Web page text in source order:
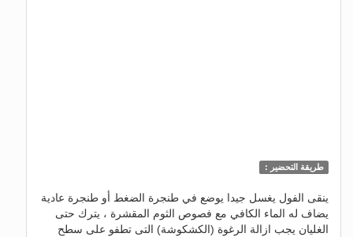
طريقة التحضير :
ينقى الفول يغسل جيدا يوضع في طنجرة الضغط أو طنجرة عادية
يضاف له الماء الكافي مع فصوص الثوم المقشرة ، يترك حتى
الغليان يجب ازالة الرغوة (الكشكوشة) التى تطفو على سطح